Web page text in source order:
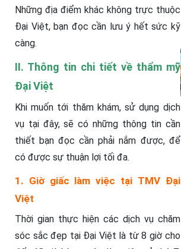
Những địa điểm khác không trực thuộc
Đại Việt, bạn đọc cần lưu ý hết sức kỹ
càng.
II. Thông tin chi tiết về thẩm mỹ
Đại Việt
Khi muốn tới thăm khám, sử dụng dịch
vụ tại đây, sẽ có những thông tin cần
thiết bạn đọc cần phải nắm được, để
có được sự thuận lợi tối đa.
1. Giờ giấc làm việc tại TMV Đại
Việt
Thời gian thực hiện các dịch vụ chăm
sóc sắc đẹp tại Đại Việt là từ 8 giờ cho